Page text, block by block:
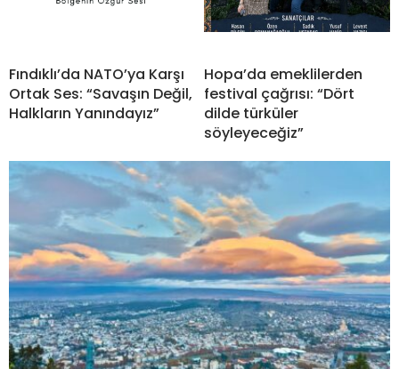
Fındıklı’da NATO’ya Karşı
Ortak Ses: “Savaşın Değil,
Halkların Yanındayız”
Hopa’da emeklilerden
festival çağrısı: “Dört
dilde türküler
söyleyeceğiz”